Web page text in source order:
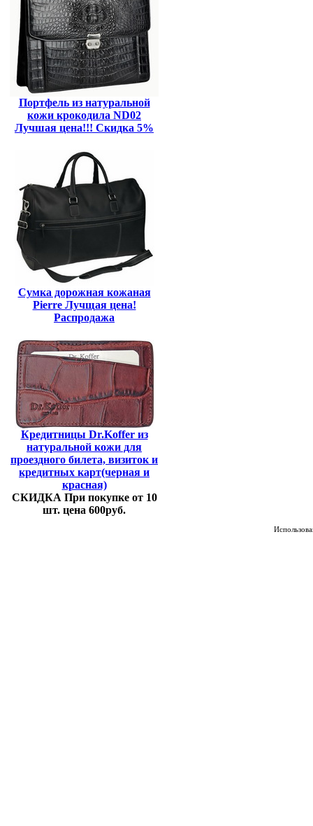
Портфель из натуральной
кожи крокодила ND02
Лучшая цена!!! Скидка 5%
Сумка дорожная кожаная
Pierre Лучщая цена!
Распродажа
Кредитницы Dr.Koffer из
натуральной кожи для
проездного билета, визиток и
кредитных карт(черная и
красная)
СКИДКА При покупке от 10
шт. цена 600руб.